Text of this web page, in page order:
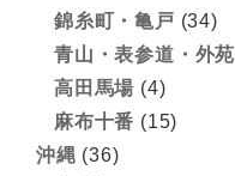
錦糸町・亀戸 (34)
青山・表参道・外苑
高田馬場 (4)
麻布十番 (15)
沖縄 (36)